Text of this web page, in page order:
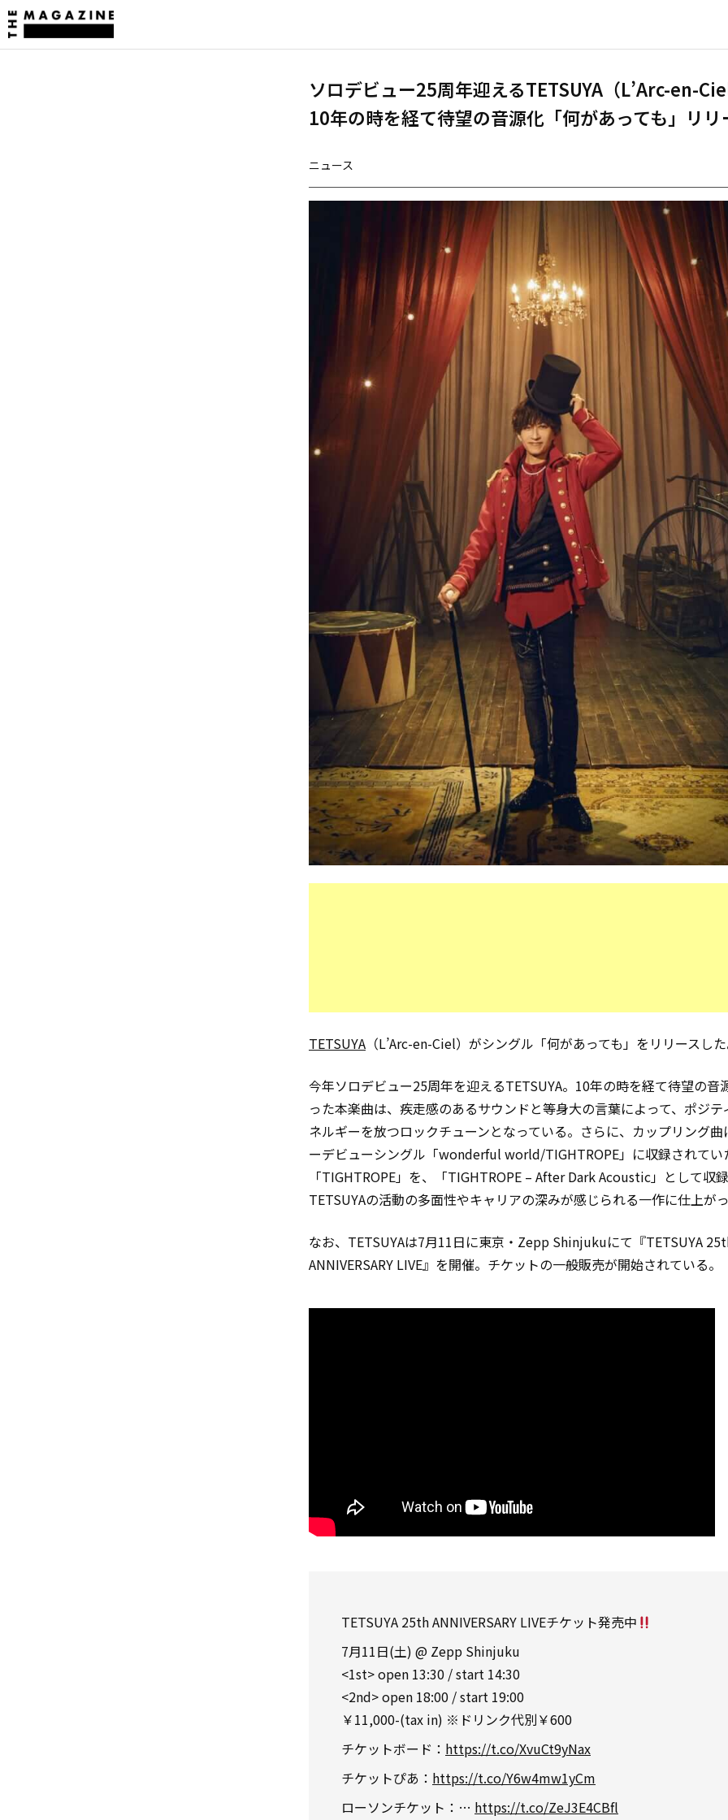
ソロデビュー25周年迎えるTETSUYA（L’Arc-en-Ciel
10年の時を経て待望の音源化「何があっても」リリ
ニュース
TETSUYA （L’Arc-en-Ciel）がシングル「何があっても」をリリースした
今年ソロデビュー25周年を迎えるTETSUYA。10年の時を経て待望の音
った本楽曲は、疾走感のあるサウンドと等身大の言葉によって、ポジテ
ネルギーを放つロックチューンとなっている。さらに、カップリング曲
ーデビューシングル「wonderful world/TIGHTROPE」に収録されてい
「TIGHTROPE」を、「TIGHTROPE – After Dark Acoustic」として収録
TETSUYAの活動の多面性やキャリアの深みが感じられる一作に仕上がっ
なお、TETSUYAは7月11日に東京・Zepp Shinjukuにて『TETSUYA
ANNIVERSARY LIVE』を開催。チケットの一般販売が開始されている。
TETSUYA 25th ANNIVERSARY LIVEチケット発売中
7月11日(土) @ Zepp Shinjuku
<1st> open 13:30 / start 14:30
<2nd> open 18:00 / start 19:00
￥11,000-(tax in) ※ドリンク代別￥600
チケットボード： https://t.co/XvuCt9yNax
チケットぴあ： https://t.co/Y6w4mw1yCm
ローソンチケット：… https://t.co/ZeJ3E4CBfl